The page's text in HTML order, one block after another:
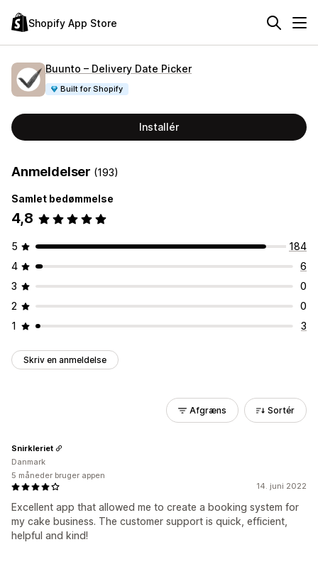
Shopify App Store
Buunto – Delivery Date Picker
Built for Shopify
Installér
Anmeldelser (193)
Samlet bedømmelse
4,8
5
184
4
6
3
0
2
0
1
3
Skriv en anmeldelse
Afgræns Sortér
14. juni 2022
Excellent app that allowed me to create a booking system for
my cake business. The customer support is quick, efficient,
helpful and kind!
Snirkleriet
Danmark
5 måneder bruger appen